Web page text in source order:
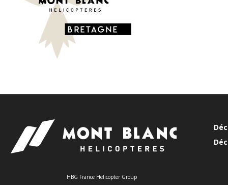
HBG France Helicopter Group